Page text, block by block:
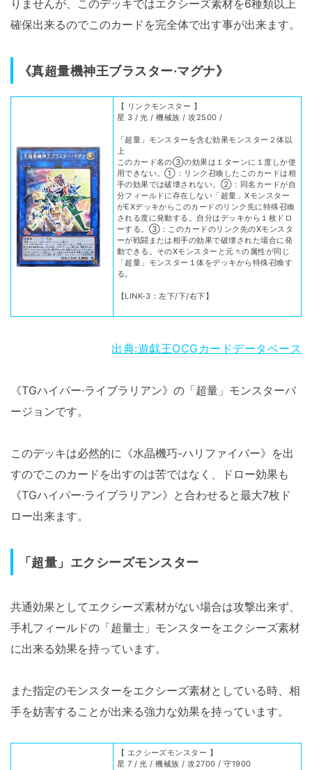
りませんが、このデッキではエクシーズ素材を6種類以上
確保出来るのでこのカードを完全体で出す事が出来ます。
《真超量機神王ブラスター·マグナ》
【 リンクモンスター 】
星 3 / 光 / 機械族 / 攻2500 /
「超量」モンスターを含む効果モンスター２体以
上
このカード名の③の効果は１ターンに１度しか使
用できない。①：リンク召喚したこのカードは相
手の効果では破壊されない。②：同名カードが自
分フィールドに存在しない「超量」Xモンスター
がEXデッキからこのカードのリンク先に特殊召喚
される度に発動する。自分はデッキから１枚ドロ
ーする。③：このカードのリンク先のXモンスタ
ーが戦闘または相手の効果で破壊された場合に発
動できる。そのXモンスターと元々の属性が同じ
「超量」モンスター１体をデッキから特殊召喚す
る。
【LINK-3：左下/下/右下】
出典:遊戯王OCGカードデータベース
《TGハイパー·ライブラリアン》の「超量」モンスターバ
ージョンです。
このデッキは必然的に《水晶機巧-ハリファイバー》を出
すのでこのカードを出すのは苦ではなく、ドロー効果も
《TGハイパー·ライブラリアン》と合わせると最大7枚ド
ロー出来ます。
「超量」エクシーズモンスター
共通効果としてエクシーズ素材がない場合は攻撃出来ず、
手札フィールドの「超量士」モンスターをエクシーズ素材
に出来る効果を持っています。
また指定のモンスターをエクシーズ素材としている時、相
手を妨害することが出来る強力な効果を持っています。
【 エクシーズモンスター 】
星 7 / 光 / 機械族 / 攻2700 / 守1900